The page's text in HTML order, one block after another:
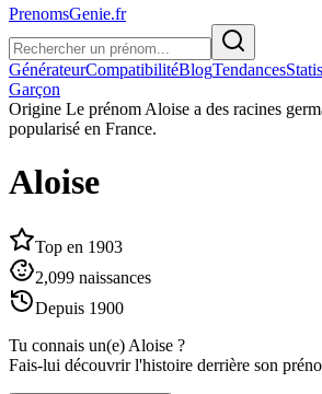
PrenomsGenie.fr
GénérateurCompatibilitéBlogTendances
Garçon
Origine Le prénom Aloise a des racines
popularisé en France.
Aloise
Top en 1903
2,099 naissances
Depuis 1900
Tu connais un(e) Aloise ?
Fais-lui découvrir l'histoire derrière son